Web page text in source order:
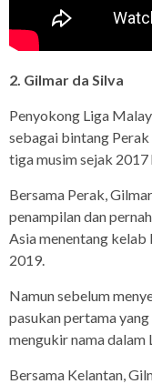
2. Gilmar da Silva
Penyokong Liga
sebagai bintang
tiga musim sejak 2017
Bersama Perak,
penampilan dan
Asia menentang kelab
2019.
Namun sebelum
pasukan pertama
mengukir nama dalam
Bersama Kelantan,